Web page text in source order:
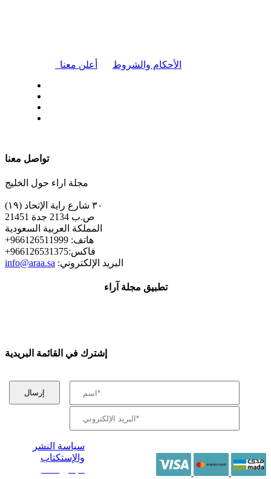
أعلن معنا الأحكام والشروط
تواصل معنا
مجلة اراء حول الخليج
٣٠ شارع راية الإتحاد (١٩)
ص.ب 2134 جدة 21451
المملكة العربية السعودية
+هاتف: 966126511999
+فاكس:966126531375
info@araa.sa :البريد الإلكتروني
تطبيق مجلة آراء
إشترك في القائمة البريدية
سياسة النشر
والإستكتاب